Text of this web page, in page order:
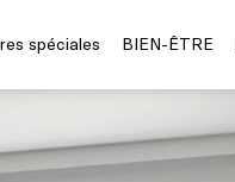
spéciales BIEN-ÊTRE